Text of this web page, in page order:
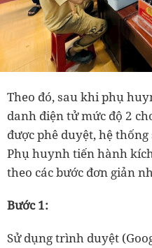
Theo đó, sau khi phụ
danh điện tử mức độ 2
được phê duyệt, hệ
Phụ huynh tiến hành
theo các bước đơn giản
Bước 1:
Sử dụng trình duyệt